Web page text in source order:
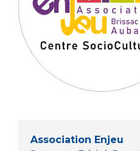
Association Enjeu